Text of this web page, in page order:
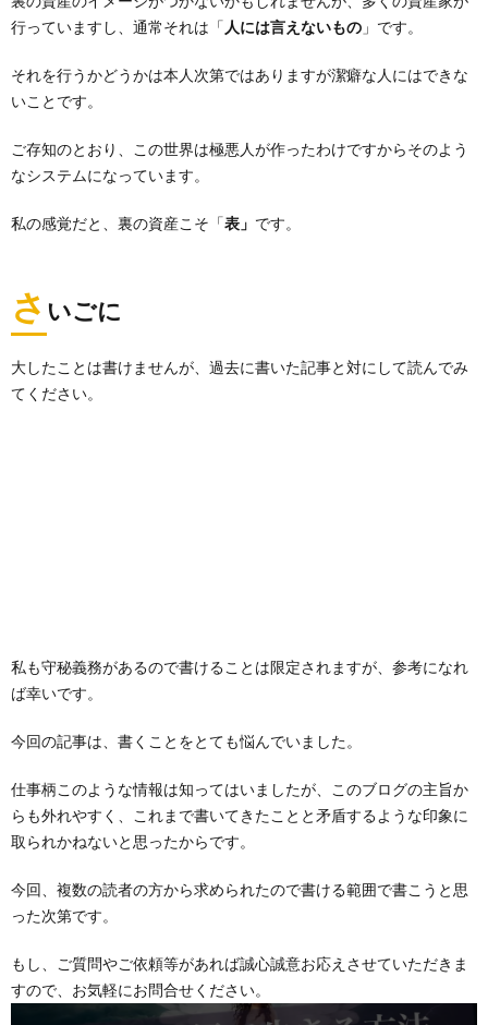
行っていますし、通常それは「 人には言えないもの 」です。
それを行うかどうかは本人次第ではありますが潔癖な人にはできな
いことです。
ご存知のとおり、この世界は極悪人が作ったわけですからそのよう
なシステムになっています。
私の感覚だと、裏の資産こそ「表」 です。
さ いごに
大したことは書けませんが、過去に書いた記事と対にして読んでみ
てください。
私も守秘義務があるので書けることは限定されますが、参考になれ
ば幸いです。
今回の記事は、書くことをとても悩んでいました。
仕事柄このような情報は知ってはいましたが、このブログの主旨か
らも外れやすく、これまで書いてきたことと矛盾するような印象に
取られかねないと思ったからです。
今回、複数の読者の方から求められたので書ける範囲で書こうと思
った次第です。
もし、ご質問やご依頼等があれば誠心誠意お応えさせていただきま
すので、お気軽にお問合せください。